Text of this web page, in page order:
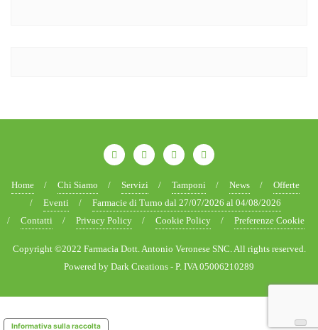
Home Chi Siamo Servizi Tamponi News
Offerte
Eventi
Farmacie di Turno dal 27/07/2026 al 04/08/2026
Contatti
Privacy Policy Cookie Policy Preferenze Cookie
Copyright ©2022 Farmacia Dott. Antonio Veronese SNC. All rights reserved.
Powered by Dark Creations - P. IVA 05006210289
Informativa sulla raccolta